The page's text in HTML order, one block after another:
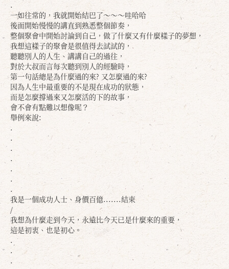
.
一如往常的，我就開始結巴了～～～哇哈哈
後面開始慢慢的講直到熟悉整個節奏，
整個聚會中開始討論到自己，做了什麼又有什麼樣子的夢想，
我想這樣子的聚會是很值得去試試的，
聽聽別人的人生、講講自己的過往，
對於大叔而言每次聽到別人的經驗時，
第一句話總是為什麼過的來? 又怎麼過的來?
因為人生中最重要的不是現在成功的狀態，
而是怎麼撐過來又怎麼活的下的故事，
會不會有點難以想像呢？
舉例來說:
.
.
.
.
.
.
.
我是一個成功人士、身價百億.......結束
/
我想為什麼走到今天，永遠比今天已是什麼來的重要，
這是初衷、也是初心。
.
.
.
確定 取消